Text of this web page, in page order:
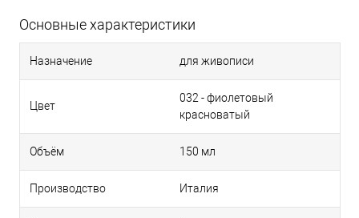
Основные характеристики
Назначение для живописи
Цвет
032 - фиолетовый
красноватый
Объём 150 мл
Производство Италия